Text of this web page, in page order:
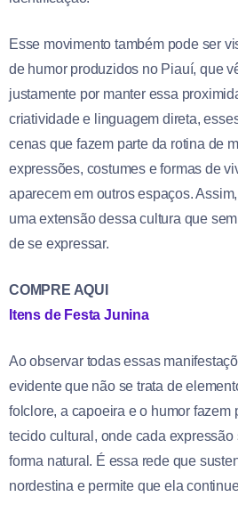
Esse movimento também pode ser
de humor produzidos no Piauí, que
justamente por manter essa
criatividade e linguagem direta,
cenas que fazem parte da rotina de
expressões, costumes e formas de
aparecem em outros espaços.
uma extensão dessa cultura que
de se expressar.
COMPRE AQUI
Itens de Festa Junina
Ao observar todas essas
evidente que não se trata de
folclore, a capoeira e o humor fazem
tecido cultural, onde cada expressão
forma natural. É essa rede que
nordestina e permite que ela